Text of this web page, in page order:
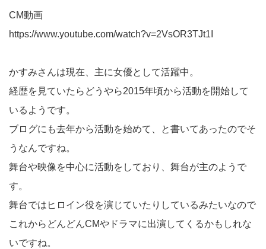
CM動画
https://www.youtube.com/watch?v=2VsOR3TJt1I
かすみさんは現在、主に女優として活躍中。
経歴を見ていたらどうやら2015年頃から活動を開始して
いるようです。
ブログにも去年から活動を始めて、と書いてあったのでそ
うなんですね。
舞台や映像を中心に活動をしており、舞台が主のようで
す。
舞台ではヒロイン役を演じていたりしているみたいなので
これからどんどんCMやドラマに出演してくるかもしれな
いですね。